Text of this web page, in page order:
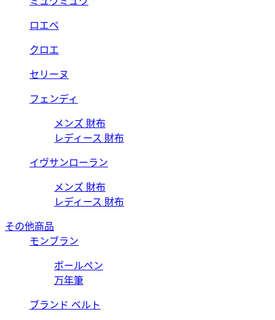
ロエベ
クロエ
セリーヌ
フェンディ
メンズ 財布
レディース 財布
イヴサンローラン
メンズ 財布
レディース 財布
その他商品
モンブラン
ボールペン
万年筆
ブランド ベルト